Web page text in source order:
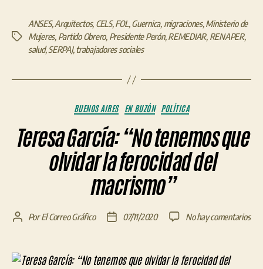
Etiquetas
ANSES,Arquitectos, CELS,FOL,Guernica, migraciones,Ministerio de
Mujeres, Partido Obrero, Presidente Perón,REMEDIAR, RENAPER,
salud,SERPAJ,trabajadores sociales
Categorías
BUENOS AIRES EN BUZÓN POLÍTICA
Teresa García: “No tenemos que
olvidar la ferocidad del
macrismo”
Autor
entrada
PorEl Correo Gráfico
Fecha
entrada
07/11/2020 No hay comentariosen